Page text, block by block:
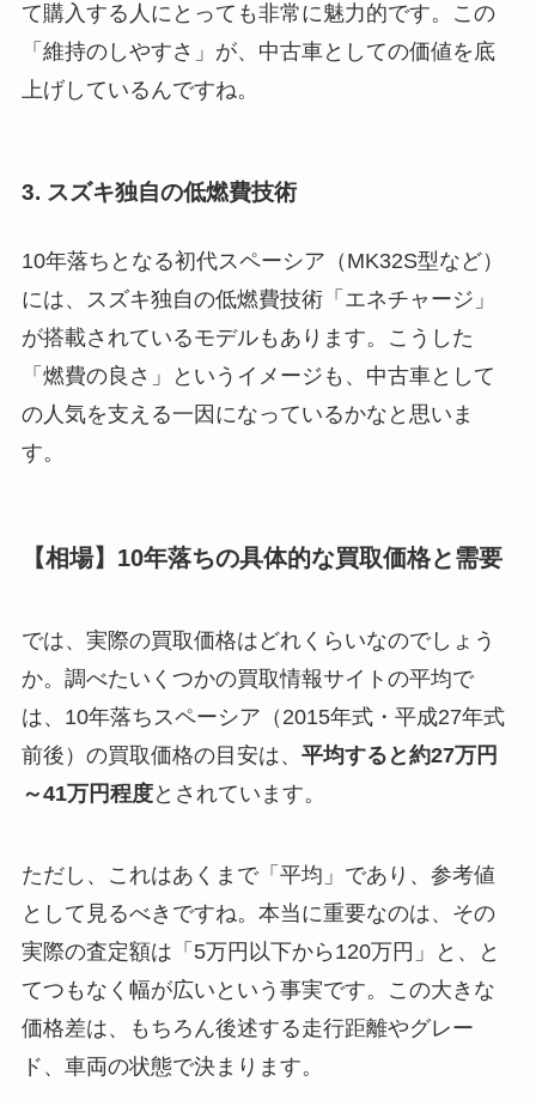
て購入する人にとっても非常に魅力的です。この
「維持のしやすさ」が、中古車としての価値を底
上げしているんですね。
3. スズキ独自の低燃費技術
10年落ちとなる初代スペーシア（MK32S型など）
には、スズキ独自の低燃費技術「エネチャージ」
が搭載されているモデルもあります。こうした
「燃費の良さ」というイメージも、中古車として
の人気を支える一因になっているかなと思いま
す。
【相場】10年落ちの具体的な買取価格と需要
では、実際の買取価格はどれくらいなのでしょう
か。調べたいくつかの買取情報サイトの平均で
は、10年落ちスペーシア（2015年式・平成27年式
前後）の買取価格の目安は、 平均すると約27万円
～41万円程度とされています。
ただし、これはあくまで「平均」であり、参考値
として見るべきですね。本当に重要なのは、その
実際の査定額は「5万円以下から120万円」と、と
てつもなく幅が広いという事実です。この大きな
価格差は、もちろん後述する走行距離やグレー
ド、車両の状態で決まります。